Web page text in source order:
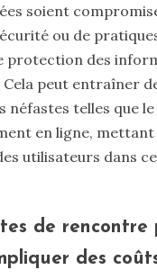
soient
ou de
protection des
peut entraîner
néfastes telles que
en ligne,
utilisateurs dans
de rencontre
des